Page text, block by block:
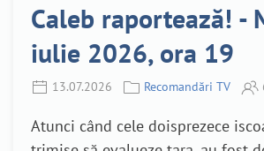
Caleb raportează! -
iulie 2026, ora 19
13.07.2026 Recomandări TV
Atunci când cele doisprezece